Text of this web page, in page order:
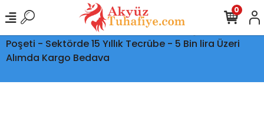
Ptt Kargo İle Tüm Türkiye'ye Teslimat - Şeffaf Kargo
Poşeti - Sektörde 15 Yıllık Tecrübe - 5 Bin lira Üzeri
Alımda Kargo Bedava
0